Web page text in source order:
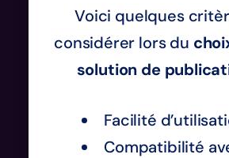
Voici quelques
considérer lors du
solution de
Facilité
Compatibilité